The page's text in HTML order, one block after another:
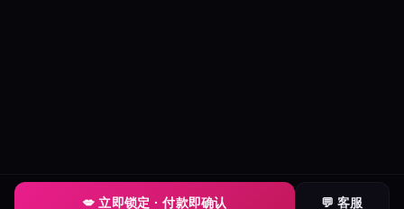
💋 立即锁定 · 付款即确认 💬 客服